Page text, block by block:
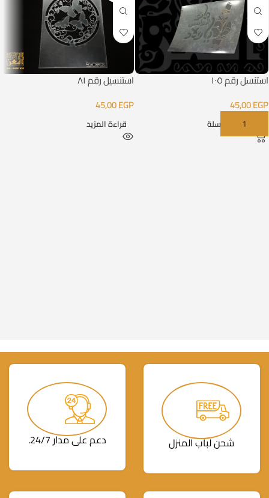
استنسل رقم ١٠٥
45,00EGP
إضافة إلى السلة
استنسيل رقم ٨١
45,00EGP
قراءة المزيد
شحن لباب المنزل دعم على مدار 24/7.